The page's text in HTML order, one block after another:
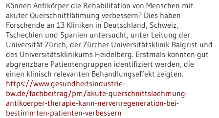
Können Antikörper die Rehabilitation von Menschen mit
akuter Querschnittlähmung verbessern? Dies haben
Forschende an 13 Kliniken in Deutschland, Schweiz,
Tschechien und Spanien untersucht, unter Leitung der
Universität Zürich, der Zürcher Universitätsklinik Balgrist und
des Universitätsklinikums Heidelberg. Erstmals konnten gut
abgrenzbare Patientengruppen identifiziert werden, die
einen klinisch relevanten Behandlungseffekt zeigten.
https://www.gesundheitsindustrie-
bw.de/fachbeitrag/pm/akute-querschnittslaehmung-
antikoerper-therapie-kann-nervenregeneration-bei-
bestimmten-patienten-verbessern